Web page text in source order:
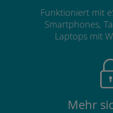
Funktioniert mit
Smartphones,
Laptops mit
Mehr